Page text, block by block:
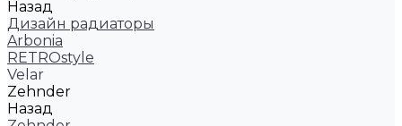
Назад
Дизайн радиаторы
Arbonia
RETROstyle
Velar
Zehnder
Назад